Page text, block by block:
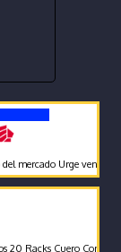
Urge vender
Cuero Compuerta